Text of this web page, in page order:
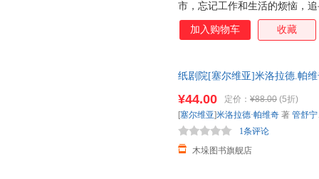
市，忘记工作和生活的烦恼，
鼓励读者亲近大自然，与自然
人生的快乐
加入购物车 收藏
纸剧院[塞尔维亚]米洛拉德.帕
¥44.00 定价： ¥88.00 (5折)
木垛图书旗舰店
1条评论
[塞尔维亚]米洛拉德·帕维奇 著 管舒宁